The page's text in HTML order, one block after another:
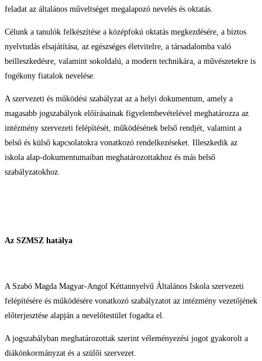
feladat az általános műveltséget megalapozó nevelés és oktatás.
Célunk a tanulók felkészítése a középfokú oktatás megkezdésére, a biztos
nyelvtudás elsajátítása, az egészséges életvitelre, a társadalomba való
beilleszkedésre, valamint sokoldalú, a modern technikára, a művészetekre is
fogékony fiatalok nevelése.
A szervezeti és működési szabályzat az a helyi dokumentum, amely a
magasabb jogszabályok előírásainak figyelembevételével meghatározza az
intézmény szervezeti felépítését, működésének belső rendjét, valamint a
belső és külső kapcsolatokra vonatkozó rendelkezéseket. Illeszkedik az
iskola alap-dokumentumaiban meghatározottakhoz és más belső
szabályzatokhoz.
Az SZMSZ hatálya
A Szabó Magda Magyar-Angol Kéttannyelvű Általános Iskola szervezeti
felépítésére és működésére vonatkozó szabályzatot az intézmény vezetőjének
előterjesztése alapján a nevelőtestület fogadta el.
A jogszabályban meghatározottak szerint véleményezési jogot gyakorolt a
diákönkormányzat és a szülői szervezet.